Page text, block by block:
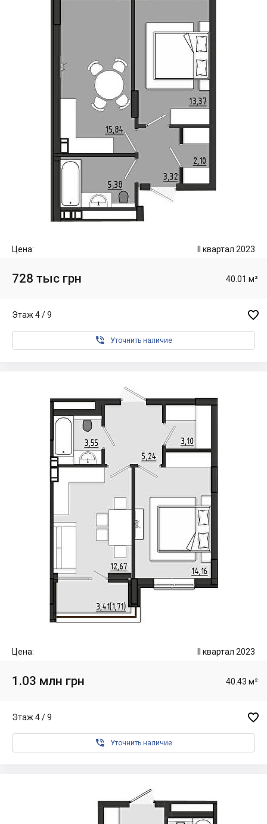
Цена: II квартал 2023
728 тыс грн 40.01 м²
Этаж 4 / 9 
 Уточнить наличие
Цена: II квартал 2023
1.03 млн грн 40.43 м²
Этаж 4 / 9 
 Уточнить наличие